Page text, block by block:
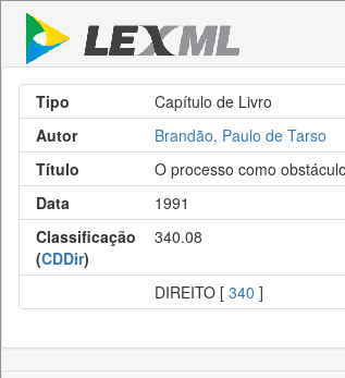
Tipo
Capítulo de Livro
Autor
Brandão, Paulo de Tarso
Título
O processo como
Data
1991
Classificação
(CDDir)
340.08
DIREITO [ 340 ]